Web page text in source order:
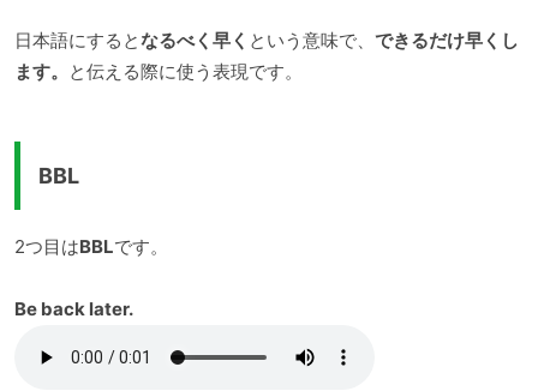
日本語にするとなるべく早く という意味で、 できるだけ早くし
ます。 と伝える際に使う表現です。
BBL
2つ目はBBLです。
Be back later.